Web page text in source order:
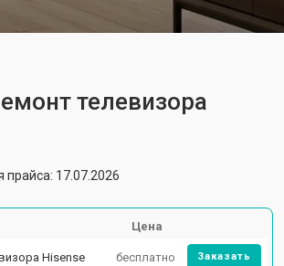
телевизора
17.07.2026
Цена
Hisense бесплатно Заказать